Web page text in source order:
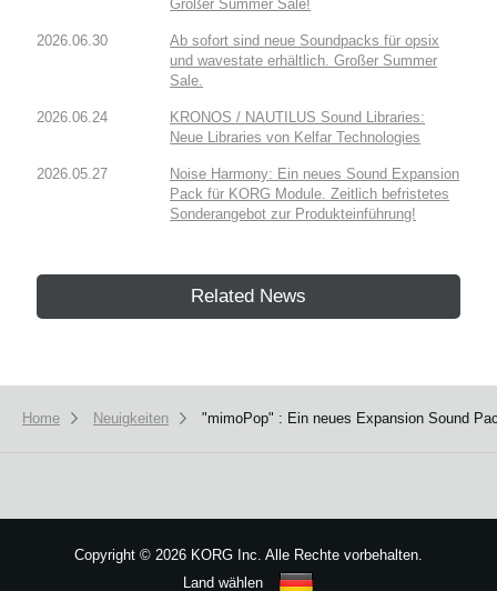
Großer Summer Sale!
2026.06.30
Ab sofort sind neue Soundpacks für opsix
und wavestate erhältlich. Großer Summer
Sale.
2026.06.24
KRONOS / NAUTILUS Sound Libraries:
Neue Libraries von Kelfar Technologies
2026.05.27
Noise Harmony: Ein neues Sound Expansion
Pack für KORG Module. Zeitlich befristetes
Sonderangebot zur Produkteinführung!
Related News
Home Neuigkeiten "mimoPop" : Ein neues Expansion Sound
Copyright © 2026 KORG Inc. Alle Rechte vorbehalten.
Land wählen